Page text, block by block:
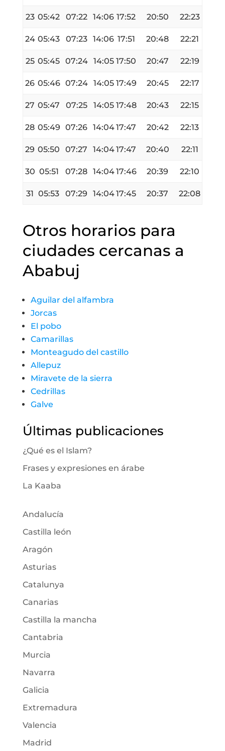
23 05:42 07:22 14:06 17:52 20:50 22:23
24 05:43 07:23 14:06 17:51 20:48 22:21
25 05:45 07:24 14:05 17:50 20:47 22:19
26 05:46 07:24 14:05 17:49 20:45 22:17
27 05:47 07:25 14:05 17:48 20:43 22:15
28 05:49 07:26 14:0417:47 20:42 22:13
29 05:50 07:27 14:0417:47 20:40 22:11
30 05:51 07:28 14:0417:46 20:39 22:10
31 05:53 07:29 14:0417:45 20:37 22:08
Otros horarios para
ciudades cercanas a
Ababuj
Aguilar del alfambra
Jorcas
El pobo
Camarillas
Monteagudo del castillo
Allepuz
Miravete de la sierra
Cedrillas
Galve
Últimas publicaciones
¿Qué es el Islam?
Frases y expresiones en árabe
La Kaaba
Andalucía
Castilla león
Aragón
Asturias
Catalunya
Canarias
Castilla la mancha
Cantabria
Murcia
Navarra
Galicia
Extremadura
Valencia
Madrid